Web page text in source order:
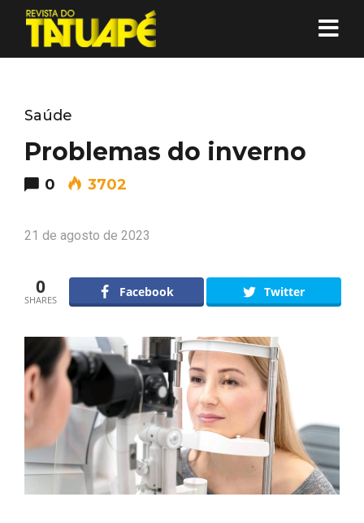
Saúde
Problemas do inverno
0 3702
21 de agosto de 2023
0
SHARES
Facebook Twitter